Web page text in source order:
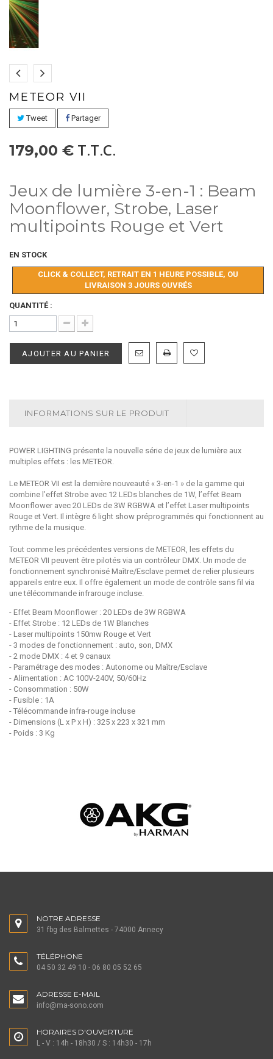
METEOR VII
Tweet Partager
179,00 € T.T.C.
Jeux de lumière 3-en-1 : Beam
Moonflower, Strobe, Laser
multipoints Rouge et Vert
EN STOCK
CLICK & COLLECT, RETRAIT EN 1 HEURE POSSIBLE, OU
LIVRAISON 3 JOURS OUVRÉS
QUANTITÉ :
AJOUTER AU PANIER
INFORMATIONS SUR LE PRODUIT
POWER LIGHTING présente la nouvelle série de jeux de lumière aux
multiples effets : les METEOR.
Le METEOR VII est la dernière nouveauté « 3-en-1 » de la gamme qui
combine l’effet Strobe avec 12 LEDs blanches de 1W, l’effet Beam
Moonflower avec 20 LEDs de 3W RGBWA et l’effet Laser multipoints
Rouge et Vert. Il intègre 6 light show préprogrammés qui fonctionnent au
rythme de la musique.
Tout comme les précédentes versions de METEOR, les effets du
METEOR VII peuvent être pilotés via un contrôleur DMX. Un mode de
fonctionnement synchronisé Maître/Esclave permet de relier plusieurs
appareils entre eux. Il offre également un mode de contrôle sans fil via
une télécommande infrarouge incluse.
- Effet Beam Moonflower : 20 LEDs de 3W RGBWA
- Effet Strobe : 12 LEDs de 1W Blanches
- Laser multipoints 150mw Rouge et Vert
- 3 modes de fonctionnement : auto, son, DMX
- 2 mode DMX : 4 et 9 canaux
- Paramétrage des modes : Autonome ou Maître/Esclave
- Alimentation : AC 100V-240V, 50/60Hz
- Consommation : 50W
- Fusible : 1A
- Télécommande infra-rouge incluse
- Dimensions (L x P x H) : 325 x 223 x 321 mm
- Poids : 3 Kg
NOTRE ADRESSE
31 fbg des Balmettes - 74000 Annecy
TÉLÉPHONE
04 50 32 49 10 - 06 80 05 52 65
ADRESSE E-MAIL
info@ma-sono.com
HORAIRES D'OUVERTURE
L - V : 14h - 18h30 / S : 14h30 - 17h